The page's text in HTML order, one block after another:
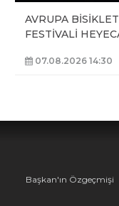
AVRUPA
FESTİVALİ
07.08.2026 14:30
Başkan'ın Özgeçmişi